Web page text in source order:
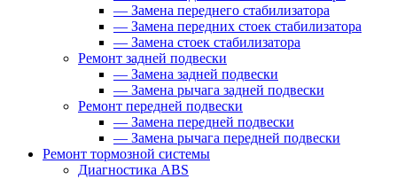
— Замена переднего стабилизатора
— Замена передних стоек стабилизатора
— Замена стоек стабилизатора
Ремонт задней подвески
— Замена задней подвески
— Замена рычага задней подвески
Ремонт передней подвески
— Замена передней подвески
— Замена рычага передней подвески
Ремонт тормозной системы
Диагностика ABS